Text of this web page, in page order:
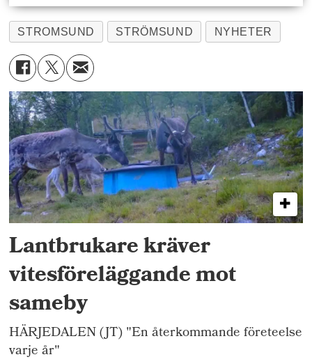
STROMSUND STRÖMSUND NYHETER
Lantbrukare kräver
vitesföreläggande mot
sameby
HÄRJEDALEN (JT) "En återkommande företeelse
varje år"